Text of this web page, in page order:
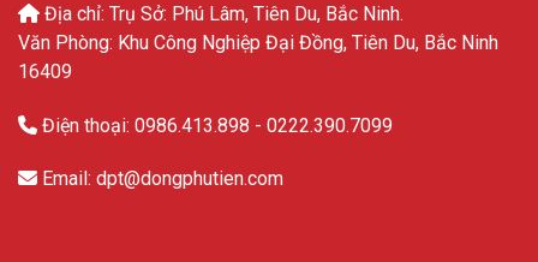
Địa chỉ: Trụ Sở: Phú Lâm, Tiên Du, Bắc Ninh.
Văn Phòng: Khu Công Nghiệp Đại Đồng, Tiên Du, Bắc Ninh
16409
Điện thoại: 0986.413.898 - 0222.390.7099
Email: dpt@dongphutien.com